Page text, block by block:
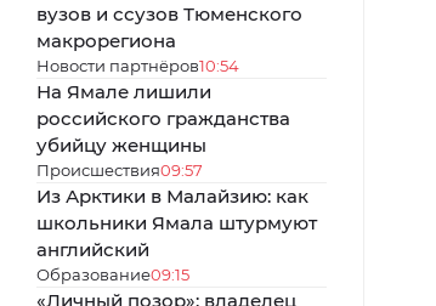
вузов и ссузов Тюменского
макрорегиона
Новости партнёров10:54
На Ямале лишили
российского гражданства
убийцу женщины
Происшествия09:57
Из Арктики в Малайзию: как
школьники Ямала штурмуют
английский
Образование09:15
«Личный позор»: владелец